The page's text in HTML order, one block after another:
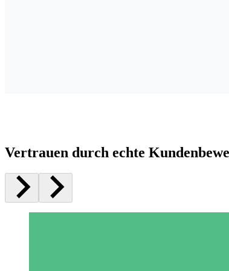
Vertrauen durch echte